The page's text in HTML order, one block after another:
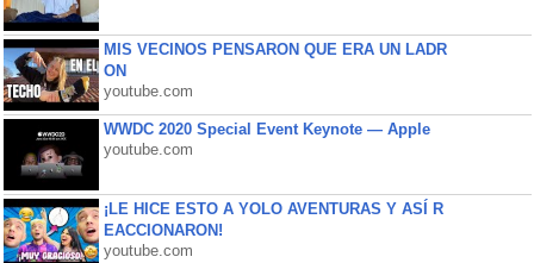
MIS VECINOS PENSARON QUE ERA UN LADR
ON
youtube.com
WWDC 2020 Special Event Keynote — Apple
youtube.com
¡LE HICE ESTO A YOLO AVENTURAS Y ASÍ R
EACCIONARON!
youtube.com